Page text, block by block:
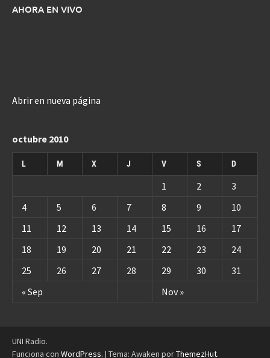
AHORA EN VIVO
Abrir en nueva página
octubre 2010
L M X J V S D
« Sep Nov »
1 2
3
4
5 6 7 8 9
10
11
12 13 14 15 16
17
18
19 20 21 22 23
24
25
26 27 28 29 30 31
UNI Radio.
Funciona con WordPress. | Tema: Awaken porThemezHut.